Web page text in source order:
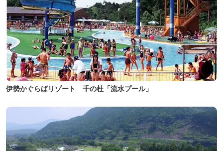
伊勢かぐらばリゾート 千の杜「流水プール」